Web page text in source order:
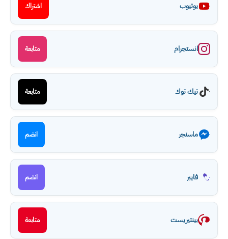
يوتيوب اشتراك
انستجرام متابعة
تيك توك متابعة
ماسنجر انضم
فايبر انضم
بينتيريست متابعة